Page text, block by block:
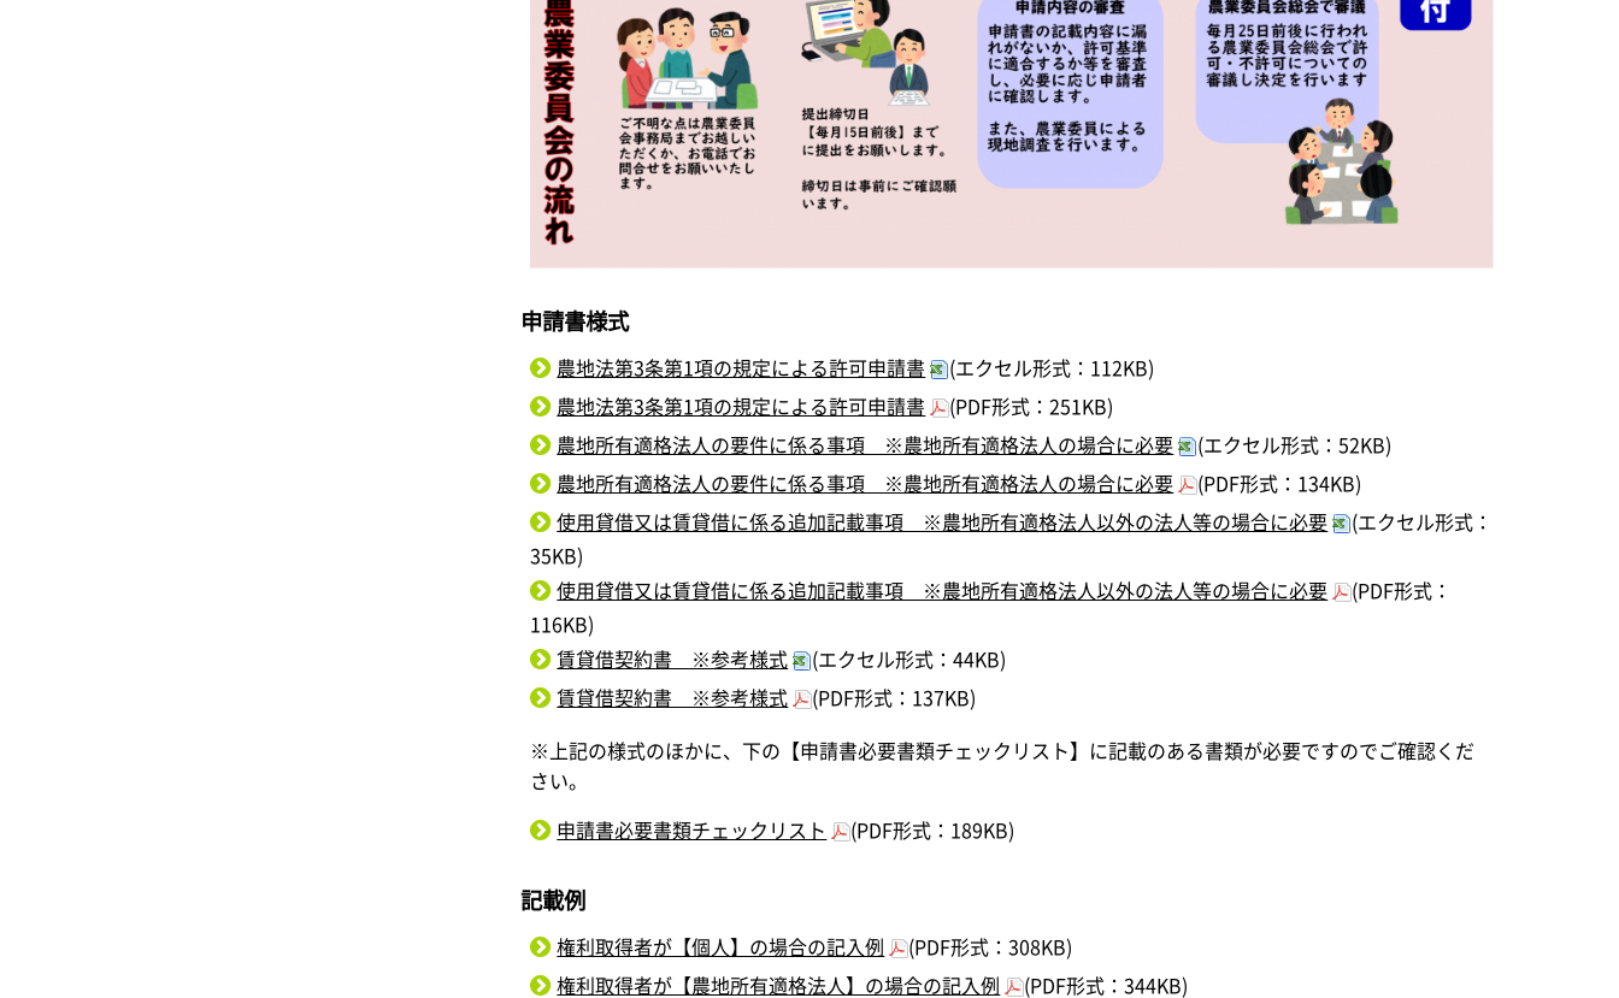
申請書様式
農地法第3条第1項の規定による許可申請書
(エクセル形式：112KB)
農地法第3条第1項の規定による許可申請書
(PDF形式：251KB)
農地所有適格法人の要件に係る事項 ※農地所有適格法人の場合に必要
(エクセル形式：52KB)
農地所有適格法人の要件に係る事項 ※農地所有適格法人の場合に必要
(PDF形式：134KB)
使用貸借又は賃貸借に係る追加記載事項 ※農地所有適格法人以外の法人等の場合に必要
(エクセル形式：
35KB)
使用貸借又は賃貸借に係る追加記載事項 ※農地所有適格法人以外の法人等の場合に必要
(PDF形式：
116KB)
賃貸借契約書 ※参考様式
(エクセル形式：44KB)
賃貸借契約書 ※参考様式
(PDF形式：137KB)
※上記の様式のほかに、下の【申請書必要書類チェックリスト】に記載のある書類が必要ですのでご確認くだ
さい。
申請書必要書類チェックリスト
(PDF形式：189KB)
記載例
権利取得者が【個人】の場合の記入例
(PDF形式：308KB)
権利取得者が【農地所有適格法人】の場合の記入例
(PDF形式：344KB)